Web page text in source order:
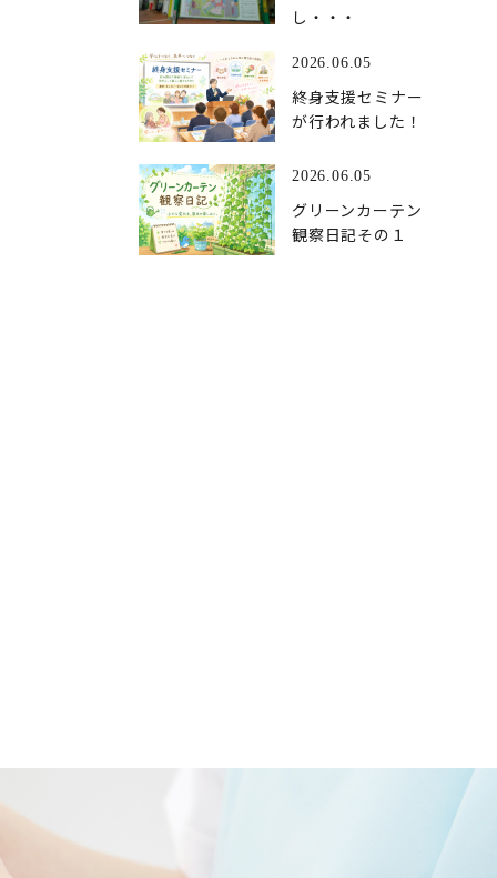
し・・・
2026.06.05
終身支援セミナー
が行われました！
2026.06.05
グリーンカーテン
観察日記その１